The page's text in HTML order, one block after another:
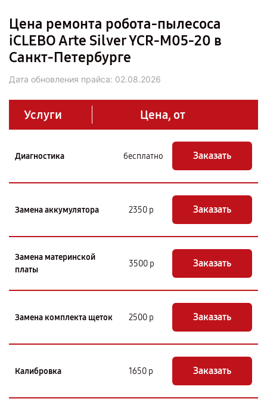
Цена ремонта робота-пылесоса
iCLEBO Arte Silver YCR-M05-20 в
Санкт-Петербурге
Дата обновления прайса: 02.08.2026
Услуги Цена, от
Диагностика бесплатно Заказать
Замена аккумулятора 2350 р Заказать
Замена материнской
платы
3500 р Заказать
Замена комплекта щеток 2500 р Заказать
Калибровка 1650 р Заказать